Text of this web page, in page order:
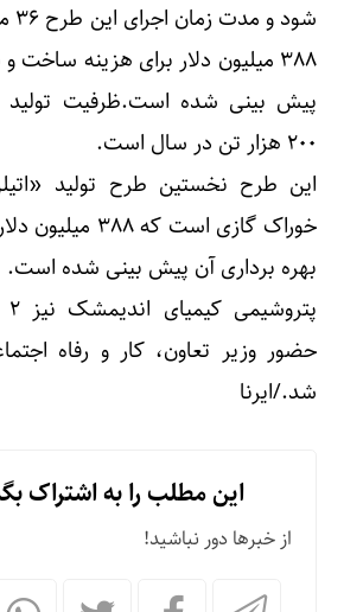
۳۸۸ میلیون دلار برای هزینه ساخت
پیش بینی شده ‌است.ظرفیت تولید
۲۰۰ هزار تن در سال است.
این طرح نخستین طرح تولید
خوراک گازی است که
بهره برداری آن پیش بینی شده است.
حضور وزیر تعاون، کار و رفاه
شد./ایرنا
این مطلب را به اشتراک
از خبرها دور نباشید!